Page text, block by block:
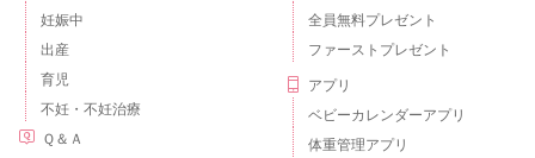
妊娠中
出産
育児
不妊・不妊治療
Ｑ＆Ａ
全員無料プレゼント
ファーストプレゼント
アプリ
ベビーカレンダーアプリ
体重管理アプリ